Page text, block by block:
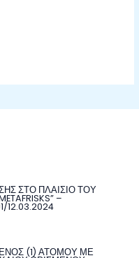
ΣΤΟ ΠΛΑΙΣΙΟ ΤΟΥ
–
12.03.2024
(1) ΑΤΟΜΟΥ ΜΕ